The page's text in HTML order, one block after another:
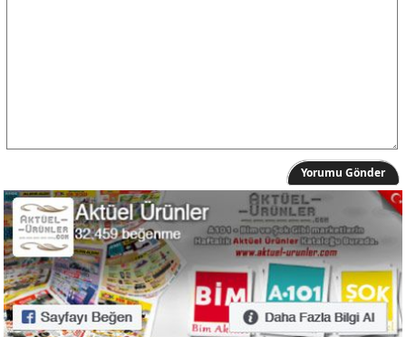
39,90 TL
Kiwi Fare Şeklinde Hayvan Oyuncağı
69,90 TL
Kiwi Peluş Oyuncaklı Zilli Kedi Oltası
69,90 TL
Toplu Yuvarlak Kedi Oyuncağı
79,90 TL
Kedi Toplu Merdivenli Oyuncak
99,90 TL
Kedi Tüy Toplama Tarağı
49,90 TL
kaynak: https://aktuel-urunler.com/
00,00 TL
Yorumu Gönder